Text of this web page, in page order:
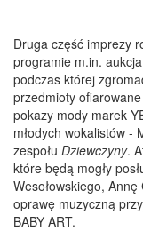
Druga część imprezy
programie m.in.
podczas której
przedmioty
pokazy mody marek
młodych wokalistów -
zespołu Dziewczyny.
które będą mogły
Wesołowskiego,
oprawę muzyczną
BABY ART.